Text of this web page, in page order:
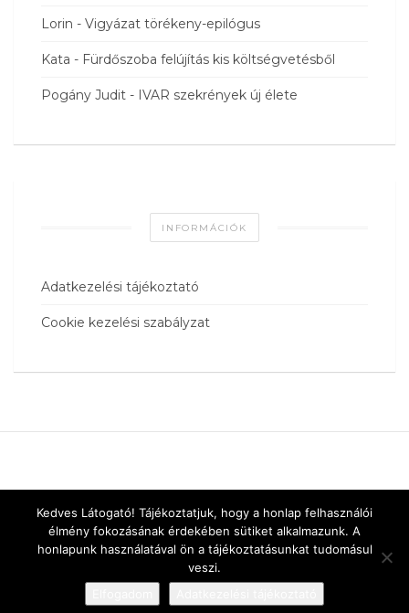
Lorin - Vigyázat törékeny-epilógus
Kata - Fürdőszoba felújítás kis költségvetésből
Pogány Judit - IVAR szekrények új élete
INFORMÁCIÓK
Adatkezelési tájékoztató
Cookie kezelési szabályzat
Kedves Látogató! Tájékoztatjuk, hogy a honlap felhasználói
élmény fokozásának érdekében sütiket alkalmazunk. A
honlapunk használatával ön a tájékoztatásunkat tudomásul
veszi.